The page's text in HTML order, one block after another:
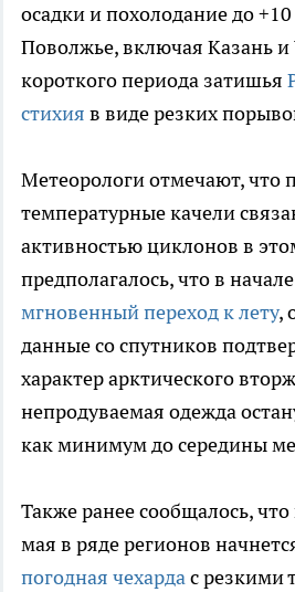
осадки и похолодание до +10
Поволжье, включая Казань и
короткого периода затишья
стихия в виде резких
Метеорологи отмечают, что
температурные качели
активностью циклонов в
предполагалось, что в
мгновенный переход к лету,
данные со спутников
характер арктического
непродуваемая одежда
как минимум до середины
Также ранее сообщалось,
мая в ряде регионов
погодная чехардас резкими